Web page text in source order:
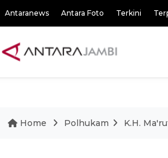
Antaranews Antara Foto Terkini
Home Polhukam K.H.